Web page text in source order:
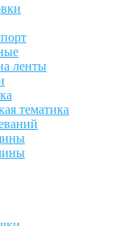
ленты
тематика